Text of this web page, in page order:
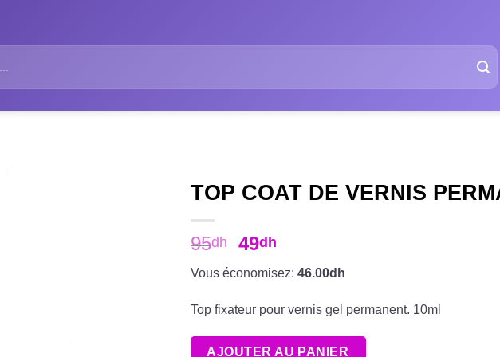
TOP COAT DE VERNIS
95dh 49dh
Vous économisez: 46.00dh
Top fixateur pour vernis gel permanent. 10ml
AJOUTER AU PANIER